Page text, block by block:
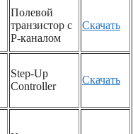
Полевой
транзистор с
P-каналом
Скачать
Step-Up
Controller
Скачать